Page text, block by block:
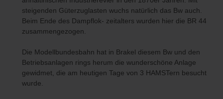
steigenden Güterzuglasten wuchs natürlich das Bw auch.
Beim Ende des Dampflok- zeitalters wurden hier die BR 44
zusammengezogen.
Die Modellbundesbahn hat in Brakel diesem Bw und den
Betriebsanlagen rings herum die wunderschöne Anlage
gewidmet, die am heutigen Tage von 3 HAMSTern besucht
wurde.